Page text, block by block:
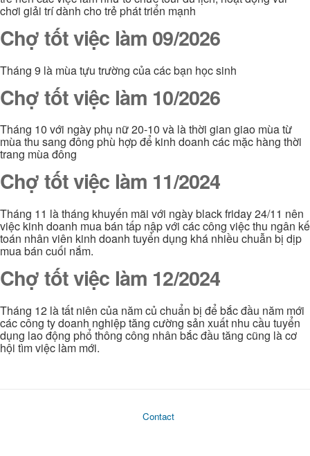
chơi giải trí dành cho trẻ phát triển mạnh
Chợ tốt việc làm 09/2026
Tháng 9 là mùa tựu trường của các bạn học sinh
Chợ tốt việc làm 10/2026
Tháng 10 với ngày phụ nữ 20-10 và là thời gian giao mùa từ
mùa thu sang đông phù hợp để kinh doanh các mặc hàng thời
trang mùa đông
Chợ tốt việc làm 11/2024
Tháng 11 là tháng khuyến mãi với ngày black friday 24/11 nên
việc kinh doanh mua bán tấp nập với các công việc thu ngân kế
toán nhân viên kinh doanh tuyển dụng khá nhiều chuẫn bị dịp
mua bán cuối nắm.
Chợ tốt việc làm 12/2024
Tháng 12 là tất niên của năm củ chuẩn bị để bắc đầu năm mới
các công ty doanh nghiệp tăng cường sản xuất nhu cầu tuyển
dụng lao động phổ thông công nhân bắc đầu tăng cũng là cơ
hội tìm việc làm mới.
Contact